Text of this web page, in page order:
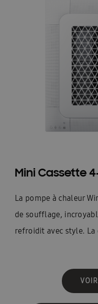
Mini Cassette
La pompe à chaleur
de soufflage,
refroidit avec style. La